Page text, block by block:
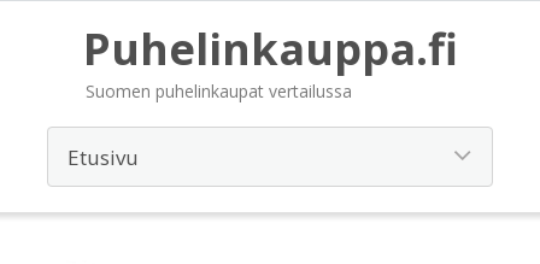
Puhelinkauppa.fi
Suomen puhelinkaupat vertailussa